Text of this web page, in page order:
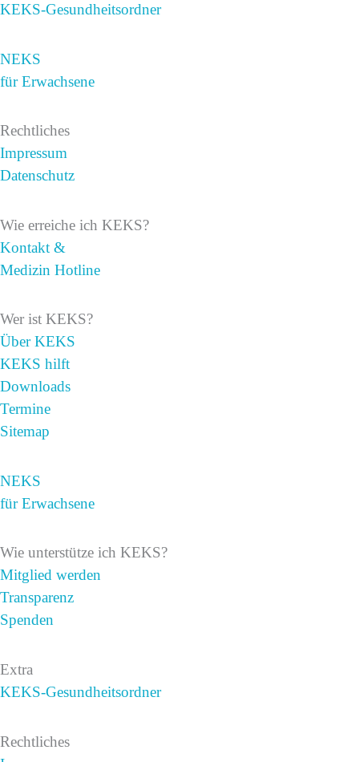
KEKS-Gesundheitsordner
NEKS
für Erwachsene
Rechtliches
Impressum
Datenschutz
Wie erreiche ich KEKS?
Kontakt &
Medizin Hotline
Wer ist KEKS?
Über KEKS
KEKS hilft
Downloads
Termine
Sitemap
NEKS
für Erwachsene
Wie unterstütze ich KEKS?
Mitglied werden
Transparenz
Spenden
Extra
KEKS-Gesundheitsordner
Rechtliches